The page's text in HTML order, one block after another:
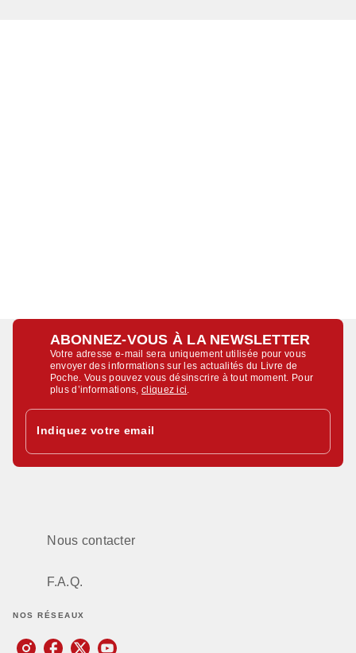
ABONNEZ-VOUS À LA NEWSLETTER
Votre adresse e-mail sera uniquement utilisée pour vous
envoyer des informations sur les actualités du Livre de
Poche. Vous pouvez vous désinscrire à tout moment. Pour
plus d’informations,cliquez ici
Indiquez votre email
Nous contacter
F.A.Q.
NOS RÉSEAUX